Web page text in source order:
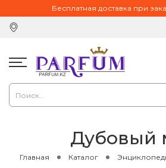
Бесплатная доставка при заказе
Дубовый
Главная Каталог